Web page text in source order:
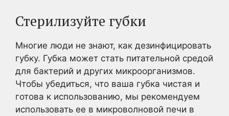
Стерилизуйте губки
Многие люди не знают, как дезинфицировать
губку. Губка может стать питательной средой
для бактерий и других микроорганизмов.
Чтобы убедиться, что ваша губка чистая и
готова к использованию, мы рекомендуем
использовать ее в микроволновой печи в